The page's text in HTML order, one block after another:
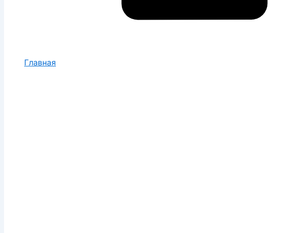
Главная